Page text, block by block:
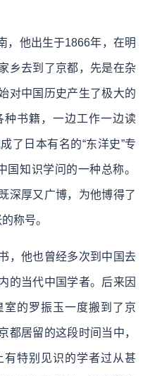
，他出生于1866年，在明
乡去到了京都，先是在杂
对中国历史产生了极大的
书籍，一边工作一边读
了日本有名的“东洋史”专
国知识学问的一种总称。
深厚又广博，为他博得了
称号。
，他也曾经多次到中国去
的当代中国学者。后来因
的罗振玉一度搬到了京
都居留的这段时间当中，
特别见识的学者过从甚